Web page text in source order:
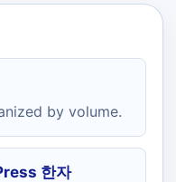
by volume.
한자